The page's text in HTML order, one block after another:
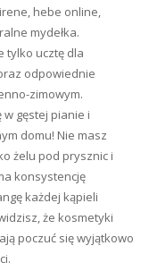
hebe online,
mydełka.
tylko ucztę dla
odpowiednie
zimowym.
w gęstej pianie i
domu! Nie masz
żelu pod prysznic i
konsystencję
każdej kąpieli
że kosmetyki
poczuć się wyjątkowo